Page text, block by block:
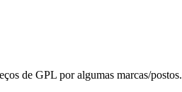
de GPL por algumas marcas/postos.